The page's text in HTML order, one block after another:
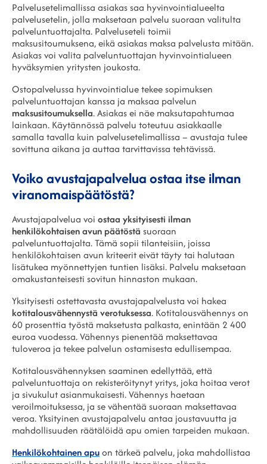
Palvelusetelimallissa asiakas saa hyvinvointialueelta
palvelusetelin, jolla maksetaan palvelu suoraan valitulta
palveluntuottajalta. Palveluseteli toimii
maksusitoumuksena, eikä asiakas maksa palvelusta mitään.
Asiakas voi valita palveluntuottajan hyvinvointialueen
hyväksymien yritysten joukosta.
Ostopalvelussa hyvinvointialue tekee sopimuksen
palveluntuottajan kanssa ja maksaa palvelun
maksusitoumuksella. Asiakas ei näe maksutapahtumaa
lainkaan. Käytännössä palvelu toteutuu asiakkaalle
samalla tavalla kuin palvelusetelimallissa – avustaja tulee
sovittuna aikana ja auttaa tarvittavissa tehtävissä.
Voiko avustajapalvelua ostaa itse ilman
viranomaispäätöstä?
Avustajapalvelua voi ostaa yksityisesti ilman
henkilökohtaisen avun päätöstä suoraan
palveluntuottajalta. Tämä sopii tilanteisiin, joissa
henkilökohtaisen avun kriteerit eivät täyty tai halutaan
lisätukea myönnettyjen tuntien lisäksi. Palvelu maksetaan
omakustanteisesti sovitun hinnaston mukaan.
Yksityisesti ostettavasta avustajapalvelusta voi hakea
kotitalousvähennystä verotuksessa. Kotitalousvähennys on
60 prosenttia työstä maksetusta palkasta, enintään 2 400
euroa vuodessa. Vähennys pienentää maksettavaa
tuloveroa ja tekee palvelun ostamisesta edullisempaa.
Kotitalousvähennyksen saaminen edellyttää, että
palveluntuottaja on rekisteröitynyt yritys, joka hoitaa verot
ja sivukulut asianmukaisesti. Vähennys haetaan
veroilmoituksessa, ja se vähentää suoraan maksettavaa
veroa. Yksityinen avustajapalvelu antaa joustavuutta ja
mahdollisuuden räätälöidä apu omien tarpeiden mukaan.
Henkilökohtainen apuon tärkeä palvelu, joka mahdollistaa